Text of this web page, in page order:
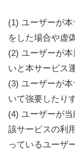
(1) ユーザーが
をした場合や虚
(2) ユーザーが
いと本サービス
(3) ユーザーが
いて強要したり
(4) ユーザーが
該サービスの利
っているユーザ